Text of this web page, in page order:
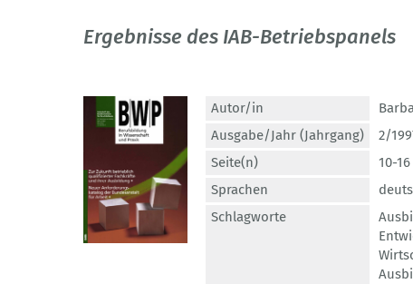
Ergebnisse des IAB-Betriebspanels
Autor/in
Ausgabe/Jahr (Jahrgang)
2/
Seite(n)
10-16
Sprachen
Schlagworte